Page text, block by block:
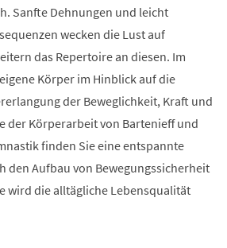
Sanfte Dehnungen und leicht
wecken die Lust auf
das Repertoire an diesen. Im
Körper im Hinblick auf die
der Beweglichkeit, Kraft und
der Körperarbeit von Bartenieff und
finden Sie eine entspannte
den Aufbau von Bewegungssicherheit
wird die alltägliche Lebensqualität